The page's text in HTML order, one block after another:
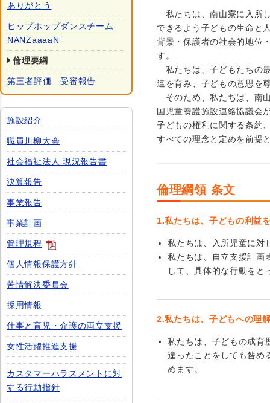
私たちは、南山寮に入所
できるよう子どもの生命と
背景・保護者の社会的地位
す。
私たちは、子どもたちの
達を育み、子どもの意思を
そのため、私たちは、南
国児童養護施設連絡協議会
子どもの権利に関する条約
すべての理念と定めを前提
倫理綱領 条文
1.私たちは、子どもの利益
私たちは、入所児童に対
私たちは、自立支援計画
して、具体的な行動をと
2.私たちは、子どもへの理
私たちは、子どもの成育
違ったことをしても咎め
めます。
ありがとう
ヒップホップダンスチーム
NANZaaaaN
倫理要綱
第三者評価 受審報告
施設紹介
職員川柳大会
社会福祉法人 現況報告書
決算報告
事業報告
事業計画
管理規程
個人情報保護方針
苦情解決委員会
採用情報
仕事と育児・介護の両立支援
女性活躍推進支援
カスタマーハラスメントに対
する行動指針